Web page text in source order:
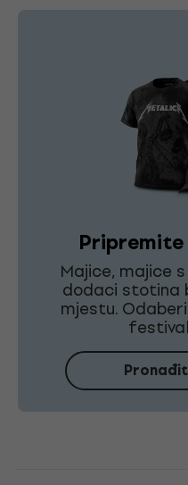
Majice, majice
dodaci stotina
mjestu.